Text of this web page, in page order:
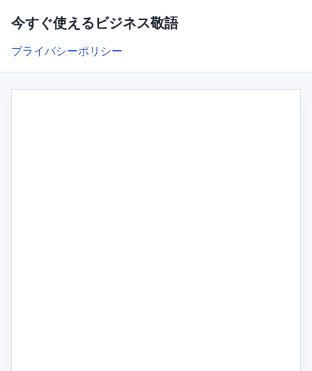
今すぐ使えるビジネス敬語
プライバシーポリシー